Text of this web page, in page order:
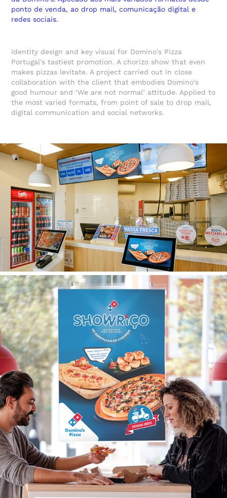
ponto de venda, ao drop mail, comunicação digital e
redes sociais.
Identity design and key visual for Domino's Pizza
Portugal's tastiest promotion. A chorizo show that even
makes pizzas levitate. A project carried out in close
collaboration with the client that embodies Domino's
good humour and ‘We are not normal’ attitude. Applied to
the most varied formats, from point of sale to drop mail,
digital communication and social networks.